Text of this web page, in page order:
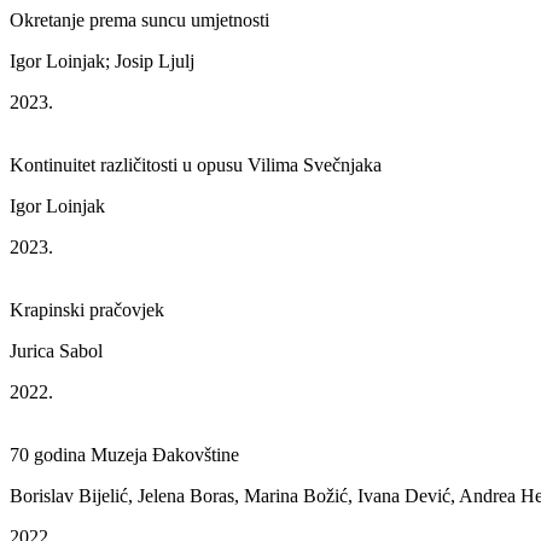
Okretanje prema suncu umjetnosti
Igor Loinjak; Josip Ljulj
2023.
Kontinuitet različitosti u opusu Vilima Svečnjaka
Igor Loinjak
2023.
Krapinski pračovjek
Jurica Sabol
2022.
70 godina Muzeja Đakovštine
Borislav Bijelić, Jelena Boras, Marina Božić, Ivana Dević, Andrea
2022.